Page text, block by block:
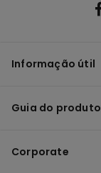
Informação útil
Guia do produto
Corporate